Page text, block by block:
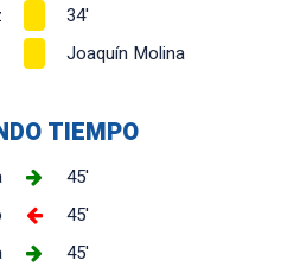
34'
Joaquín Molina
TIEMPO
45'
45'
45'